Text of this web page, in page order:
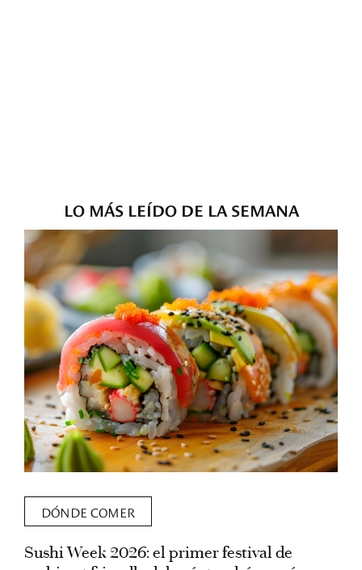
LO MÁS LEÍDO DE LA SEMANA
DÓNDE COMER
Sushi Week 2026: el primer festival de